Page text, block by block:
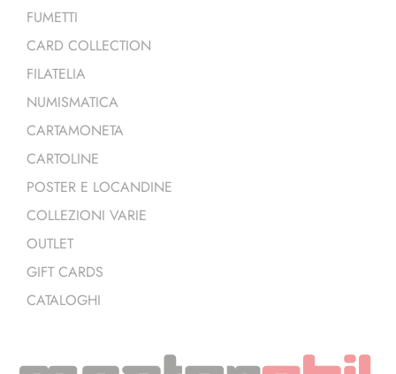
FUMETTI
CARD COLLECTION
FILATELIA
NUMISMATICA
CARTAMONETA
CARTOLINE
POSTER E LOCANDINE
COLLEZIONI VARIE
OUTLET
GIFT CARDS
CATALOGHI